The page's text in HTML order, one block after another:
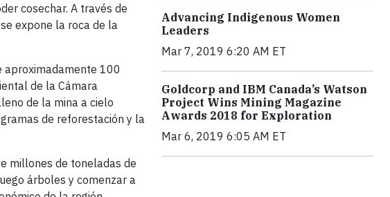
cosechar. A través de
expone la roca de la
aproximadamente 100
de la Cámara
de la mina a cielo
de reforestación y la
millones de toneladas de
árboles y comenzar a
Advancing Indigenous Women
Leaders
Mar 7, 2019 6:20 AM ET
Goldcorp and IBM Canada’s Watson
Project Wins Mining Magazine
Awards 2018 for Exploration
Mar 6, 2019 6:05 AM ET